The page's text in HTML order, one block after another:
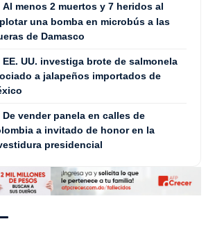
Al menos 2 muertos y 7 heridos al
una bomba en microbús a las
de Damasco
EE. UU. investiga brote de salmonela
a jalapeños importados de
De vender panela en calles de
a invitado de honor en la
presidencial